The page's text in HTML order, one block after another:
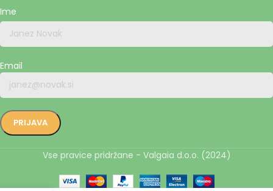
Ime
Email
Vse pravice pridržane - Valgaia d.o.o. (2024)